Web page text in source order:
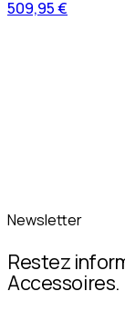
509,95 €
Newsletter
Restez
Accessoires.